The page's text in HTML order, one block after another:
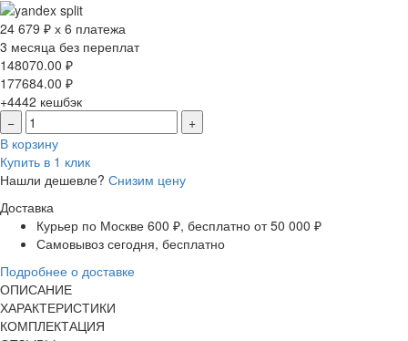
24 679 ₽ х 6 платежа
3 месяца без переплат
148070.00 ₽
177684.00 ₽
+4442 кешбэк
−
+
В корзину
Купить в 1 клик
Нашли дешевле? Снизим цену
Доставка
Курьер по Москве 600 ₽, бесплатно от 50 000 ₽
Самовывоз сегодня, бесплатно
Подробнее о доставке
ОПИСАНИЕ
ХАРАКТЕРИСТИКИ
КОМПЛЕКТАЦИЯ